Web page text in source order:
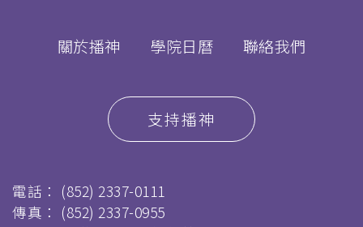
關於播神 學院日曆 聯絡我們
支持播神
電話： (852) 2337-0111
傳真： (852) 2337-0955